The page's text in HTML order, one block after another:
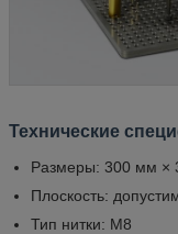
Технические
Размеры: 300 мм ×
Плоскость:
Тип нитки: M8